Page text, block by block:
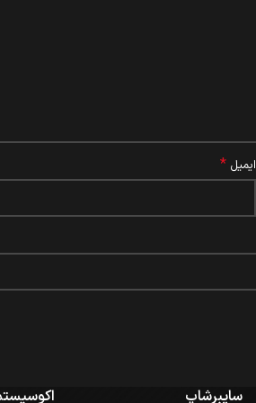
ایمیل *
سایبرشاپ